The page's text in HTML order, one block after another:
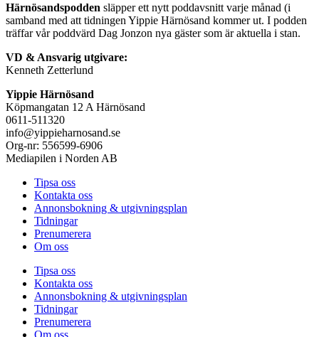
Härnösandspodden släpper ett nytt poddavsnitt varje månad (i
samband med att tidningen Yippie Härnösand kommer ut. I podden
träffar vår poddvärd Dag Jonzon nya gäster som är aktuella i stan.
VD & Ansvarig utgivare:
Kenneth Zetterlund
Yippie Härnösand
Köpmangatan 12 A Härnösand
0611-511320
info@yippieharnosand.se
Org-nr: 556599-6906
Mediapilen i Norden AB
Tipsa oss
Kontakta oss
Annonsbokning & utgivningsplan
Tidningar
Prenumerera
Om oss
Tipsa oss
Kontakta oss
Annonsbokning & utgivningsplan
Tidningar
Prenumerera
Om oss